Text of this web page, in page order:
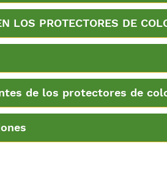
LOS PROTECTORES DE
de los protectores de